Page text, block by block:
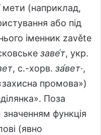
мети (наприклад,
або під
іменник zavěte
заве́т, укр.
, с.-хорв. за́вет·,
промова»)
Поза
функція
(явно